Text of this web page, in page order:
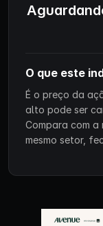
O que este
É o preço da
alto pode ser
Compara com a
mesmo setor,